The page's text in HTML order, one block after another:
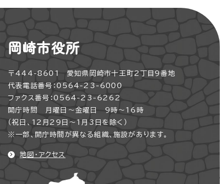
岡崎市役所
〒444-8601 愛知県岡崎市十王町2丁目9番地
代表電話番号：0564-23-6000
ファクス番号：0564-23-6262
開庁時間 月曜日～金曜日 9時～16時
（祝日、12月29日～1月3日を除く）
※一部、開庁時間が異なる組織、施設があります。
地図・アクセス